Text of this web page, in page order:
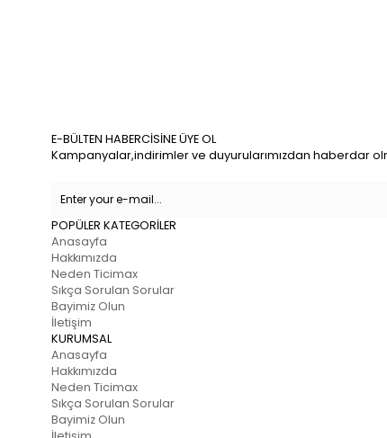
E-BÜLTEN HABERCİSİNE ÜYE OL
Kampanyalar,indirimler ve duyurularımızdan haberdar
POPÜLER KATEGORİLER
Anasayfa
Hakkımızda
Neden Ticimax
Sıkça Sorulan Sorular
Bayimiz Olun
İletişim
KURUMSAL
Anasayfa
Hakkımızda
Neden Ticimax
Sıkça Sorulan Sorular
Bayimiz Olun